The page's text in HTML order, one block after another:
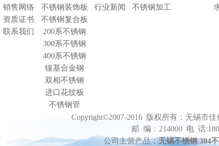
销售网络
资质证书
联系我们
不锈钢装饰板
不锈钢复合板
200系不锈钢
300系不锈钢
400系不锈钢
镍基合金钢
双相不锈钢
进口花纹板
不锈钢管
行业新闻
不锈钢加工
Copyright©2007-2016 版权所有：无锡市
邮 编：214000 电 话
公司主营产品：无锡不锈钢 304